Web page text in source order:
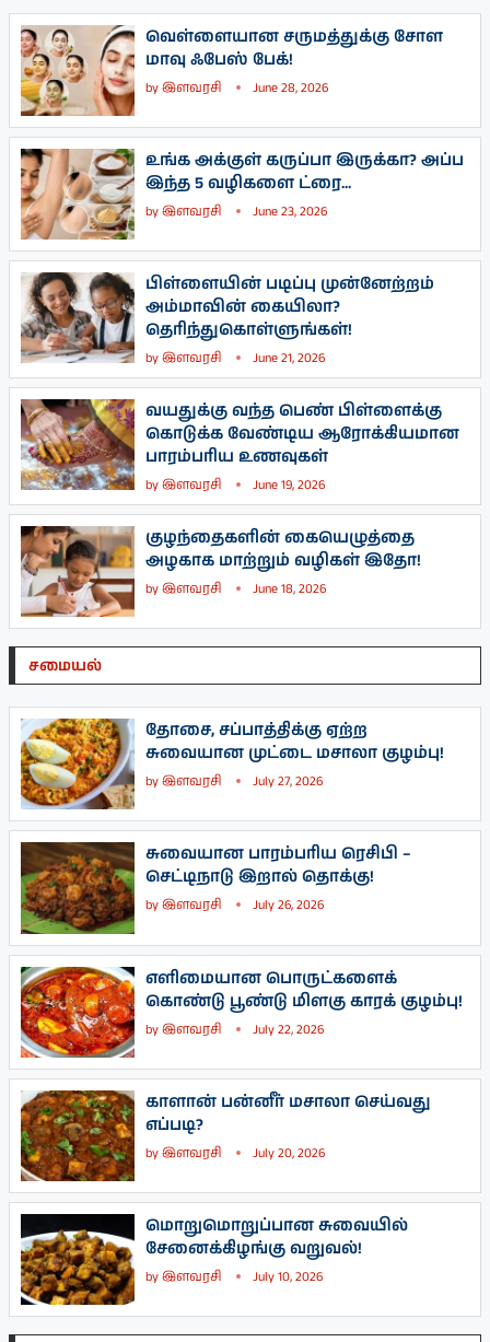
வெள்ளையான சருமத்துக்கு சோள
மாவு ஃபேஸ் பேக்!
byஇளவரசி June 28, 2026
உங்க அக்குள் கருப்பா இருக்கா? அப்ப
இந்த 5 வழிகளை ட்ரை...
byஇளவரசி June 23, 2026
பிள்ளையின் படிப்பு முன்னேற்றம்
அம்மாவின் கையிலா?
தெரிந்துகொள்ளுங்கள்!
byஇளவரசி June 21, 2026
வயதுக்கு வந்த பெண் பிள்ளைக்கு
கொடுக்க வேண்டிய ஆரோக்கியமான
பாரம்பரிய உணவுகள்
byஇளவரசி June 19, 2026
குழந்தைகளின் கையெழுத்தை
அழகாக மாற்றும் வழிகள் இதோ!
byஇளவரசி June 18, 2026
சமையல்
தோசை, சப்பாத்திக்கு ஏற்ற
சுவையான முட்டை மசாலா குழம்பு!
byஇளவரசி July 27, 2026
சுவையான பாரம்பரிய ரெசிபி –
செட்டிநாடு இறால் தொக்கு!
byஇளவரசி July 26, 2026
எளிமையான பொருட்களைக்
கொண்டு பூண்டு மிளகு காரக் குழம்பு!
byஇளவரசி July 22, 2026
காளான் பன்னீர் மசாலா செய்வது
எப்படி?
byஇளவரசி July 20, 2026
மொறுமொறுப்பான சுவையில்
சேனைக்கிழங்கு வறுவல்!
byஇளவரசி July 10, 2026